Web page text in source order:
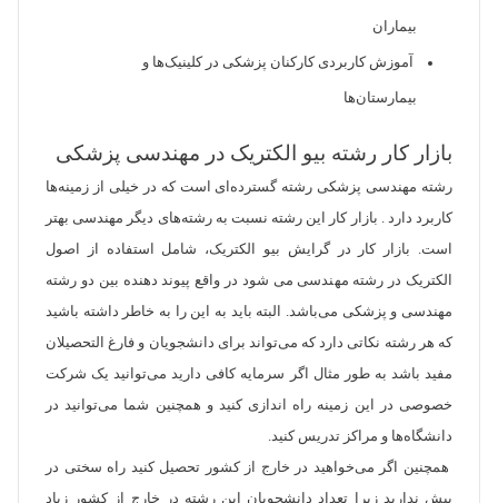
بیماران
آموزش کاربردی کارکنان پزشکی در کلینیک‌ها و
بیمارستان‌ها
بازار کار رشته بیو الکتریک در مهندسی پزشکی
رشته مهندسی پزشکی رشته گسترده‌ای است که در خیلی از زمینه‌ها
کاربرد دارد . بازار کار این رشته نسبت به رشته‌های دیگر مهندسی بهتر
است. بازار کار در گرایش بیو الکتریک، شامل استفاده از اصول
الکتریک در رشته مهندسی می شود در واقع پیوند دهنده بین دو رشته
مهندسی و پزشکی می‌باشد. البته باید به این را به خاطر داشته باشید
که هر رشته نکاتی دارد که می‌تواند برای دانشجویان و فارغ التحصیلان
مفید باشد به طور مثال اگر سرمایه کافی دارید می‌توانید یک شرکت
خصوصی در این زمینه راه اندازی کنید و همچنین شما می‌توانید در
دانشگاه‌ها و مراکز تدریس کنید.
همچنین اگر می‌خواهید در خارج از کشور تحصیل کنید راه سختی در
پیش ندارید زیرا تعداد دانشجویان این رشته در خارج از کشور زیاد